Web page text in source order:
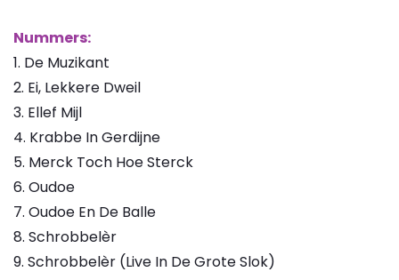
Nummers:
1. De Muzikant
2. Ei, Lekkere Dweil
3. Ellef Mijl
4. Krabbe In Gerdijne
5. Merck Toch Hoe Sterck
6. Oudoe
7. Oudoe En De Balle
8. Schrobbelèr
9. Schrobbelèr (Live In De Grote Slok)